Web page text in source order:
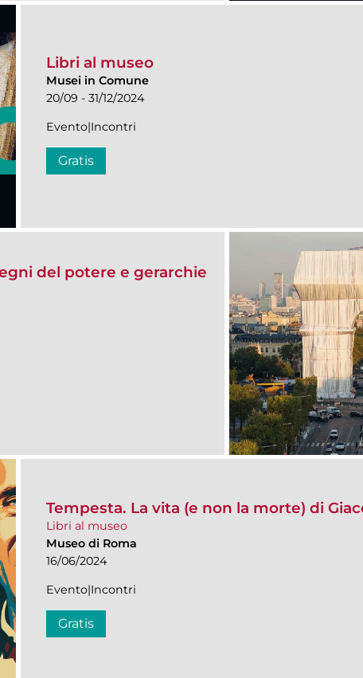
Libri al museo
Musei in Comune
20/09 - 31/12/2024
Evento|Incontri
Gratis
del potere e gerarchie
Tempesta. La vita (e non la morte) di
Libri al museo
Museo di Roma
16/06/2024
Evento|Incontri
Gratis